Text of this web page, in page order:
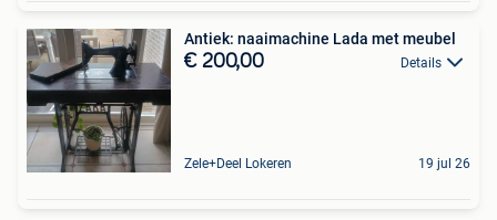
Antiek: naaimachine Lada met meubel
€ 200,00 Details
Zele+Deel Lokeren 19 jul 26